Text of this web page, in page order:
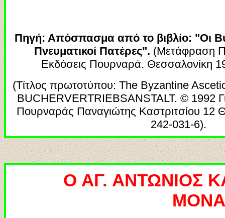
Πηγή: Απόσπασμα από το βιβλίο: "Οι
Πνευματικοί Πατέρες". (Μετάφραση
Εκδόσεις Πουρναρά. Θεσσαλονίκη
(Τίτλος πρωτοτύπου: The Byzantine
BUCHERVERTRIEBSANSTALT. © 1992
Πουρναράς Παναγιώτης Καστριτσίου 12
242-031-6).
Ο ΑΓ. ΑΝΤΩΝΙΟΣ